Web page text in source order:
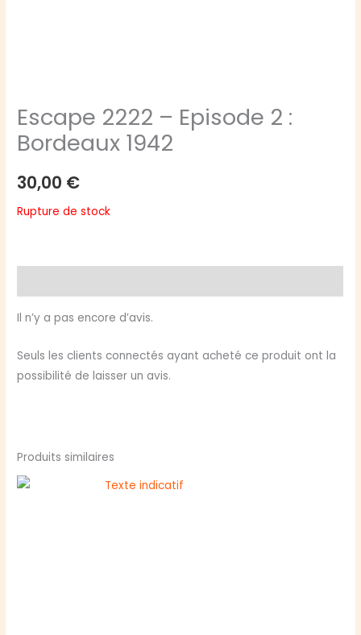
Escape 2222 – Episode 2 :
Bordeaux 1942
30,00 €
Rupture de stock
Il n’y a pas encore d’avis.
Seuls les clients connectés ayant acheté ce produit ont la
possibilité de laisser un avis.
Produits similaires